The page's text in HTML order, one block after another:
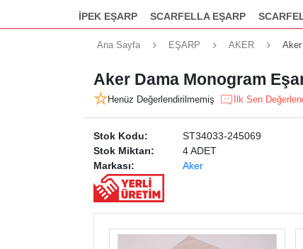
İPEK EŞARP SCARFELLA EŞARP
Ana Sayfa EŞARP AKER
Aker Dama Monogram
Henüz Değerlendirilmemiş İlk Sen
Stok Kodu:
ST34033-245069
Stok Miktarı:
4 ADET
Markası:
Aker